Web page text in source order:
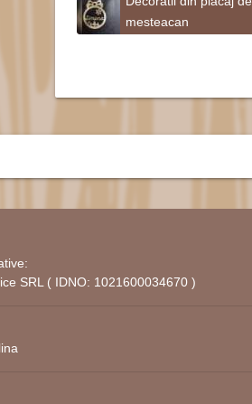
mesteacan
SRL ( IDNO: 1021600034670 )